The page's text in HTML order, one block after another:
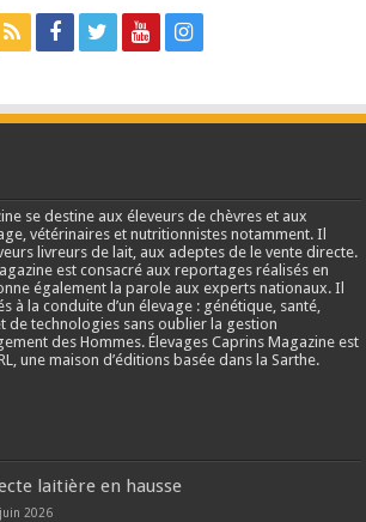
se destine aux éleveurs de chèvres et aux
vétérinaires et nutritionnistes notamment. Il
livreurs de lait, aux adeptes de le vente directe.
est consacré aux reportages réalisés en
également la parole aux experts nationaux. Il
à la conduite d’un élevage : génétique, santé,
de technologies sans oublier la gestion
des Hommes. Élevages Caprins Magazine est
une maison d’éditions basée dans la Sarthe.
laitière en hausse
2026